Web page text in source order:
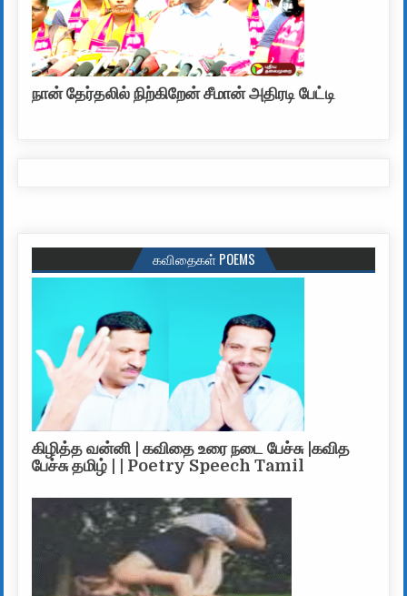
நான் தேர்தலில் நிற்கிறேன் சீமான் அதிரடி பேட்டி
கவிதைகள் POEMS
கிழித்த வன்னி | கவிதை உரை நடை பேச்சு |கவித
பேச்சு தமிழ் | | Poetry Speech Tamil